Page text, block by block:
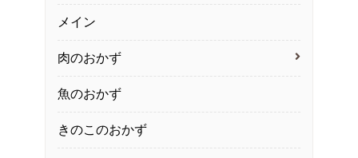
メイン
肉のおかず
魚のおかず
きのこのおかず